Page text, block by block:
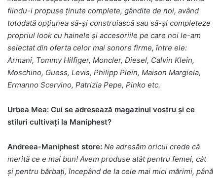
fiindu-i propuse ținute complete, gândite de noi, având
totodată opțiunea să-și construiască sau să-și completeze
propriul look cu hainele și accesoriile pe care noi le-am
selectat din oferta celor mai sonore firme, între ele:
Armani, Tommy Hilfiger, Moncler, Diesel, Calvin Klein,
Moschino, Guess, Levis, Philipp Plein, Maison Margiela,
Ermanno Scervino, Patrizia Pepe, Pinko etc.
Urbea Mea: Cui se adresează magazinul vostru și ce
stiluri cultivați la Maniphest?
Andreea-Maniphest store: Ne adresăm oricui crede că
merită ce e mai bun! Avem produse atât pentru femei, cât
și pentru bărbați, începând de la cele mai mici mărimi, până